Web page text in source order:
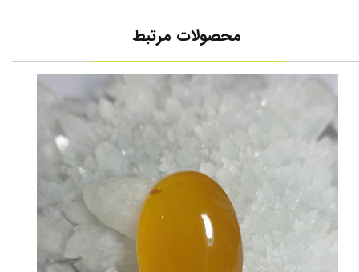
محصولات مرتبط